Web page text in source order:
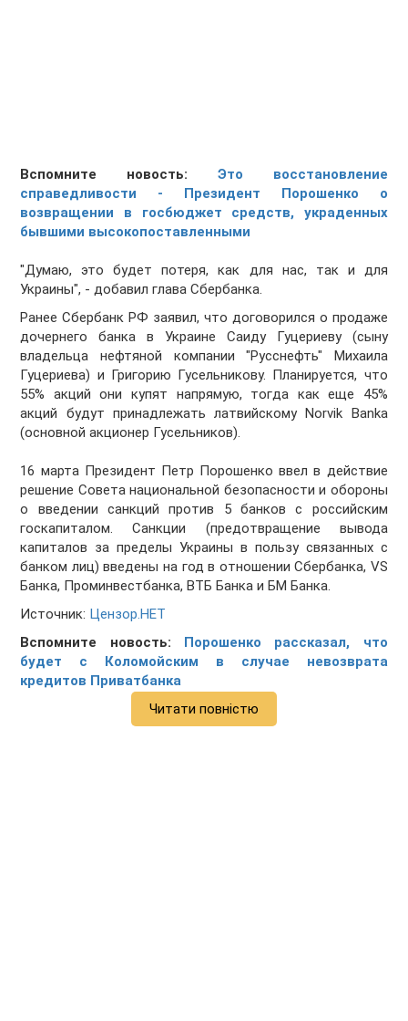
Вспомните новость: Это восстановление
справедливости - Президент Порошенко о
возвращении в госбюджет средств, украденных
бывшими высокопоставленными
"Думаю, это будет потеря, как для нас, так и для
Украины", - добавил глава Сбербанка.
Ранее Сбербанк РФ заявил, что договорился о продаже
дочернего банка в Украине Саиду Гуцериеву (сыну
владельца нефтяной компании "Русснефть" Михаила
Гуцериева) и Григорию Гусельникову. Планируется, что
55% акций они купят напрямую, тогда как еще 45%
акций будут принадлежать латвийскому Norvik Banka
(основной акционер Гусельников).
16 марта Президент Петр Порошенко ввел в действие
решение Совета национальной безопасности и обороны
о введении санкций против 5 банков с российским
госкапиталом. Санкции (предотвращение вывода
капиталов за пределы Украины в пользу связанных с
банком лиц) введены на год в отношении Сбербанка, VS
Банка, Проминвестбанка, ВТБ Банка и БМ Банка.
Источник: Цензор.НЕТ
Вспомните новость: Порошенко рассказал, что
будет с Коломойским в случае невозврата
кредитов Приватбанка
Читати повністю